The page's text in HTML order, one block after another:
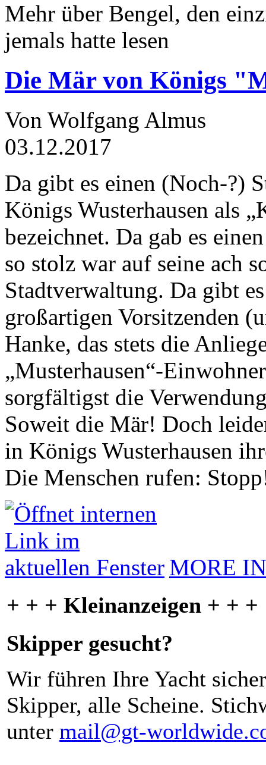
Mehr über Bengel, den
jemals hatte lesen
Die Mär von Königs
Von Wolfgang Almus
03.12.2017
Da gibt es einen (Noch-?)
Königs Wusterhausen als
bezeichnet. Da gab es
so stolz war auf seine ach
Stadtverwaltung. Da gibt
großartigen Vorsitzenden
Hanke, das stets die
„Musterhausen“-
sorgfältigst die
Soweit die Mär! Doch
in Königs Wusterhausen
Die Menschen rufen:
MORE
+ + + Kleinanzeigen + + +
Skipper gesucht?
Wir führen Ihre Yacht
Skipper, alle Scheine.
unter mail@gt-